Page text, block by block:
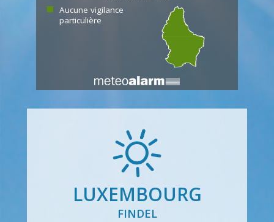
Aucune vigilance
particulière
LUXEMBOURG
FINDEL